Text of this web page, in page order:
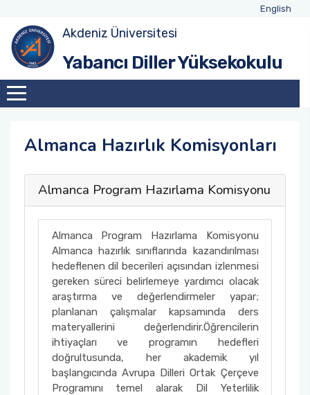
English
Akdeniz Üniversitesi
Yabancı Diller Yüksekokulu
Almanca Hazırlık Komisyonları
Almanca Program Hazırlama Komisyonu
Almanca Program Hazırlama Komisyonu
Almanca hazırlık sınıflarında kazandırılması
hedeflenen dil becerileri açısından izlenmesi
gereken süreci belirlemeye yardımcı olacak
araştırma ve değerlendirmeler yapar;
planlanan çalışmalar kapsamında ders
materyallerini değerlendirir.Öğrencilerin
ihtiyaçları ve programın hedefleri
doğrultusunda, her akademik yıl
başlangıcında Avrupa Dilleri Ortak Çerçeve
Programını temel alarak Dil Yeterlilik
Yüksekokulumuz Hakkında
Komisyonlar
Yönetim ve İdari Personel
Akademik Personel
YDYO Takvimi
Hazırlık Sınıfı Sınav Takvimi
Hazırlık Sınav İçerikleri